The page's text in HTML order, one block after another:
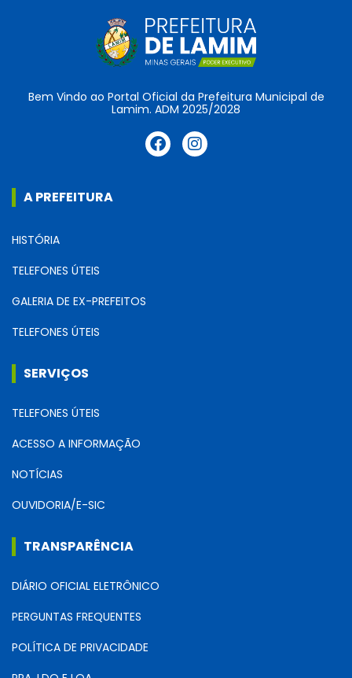
Bem Vindo ao Portal Oficial da Prefeitura Municipal de
Lamim. ADM 2025/2028
A PREFEITURA
HISTÓRIA
TELEFONES ÚTEIS
GALERIA DE EX-PREFEITOS
TELEFONES ÚTEIS
SERVIÇOS
TELEFONES ÚTEIS
ACESSO A INFORMAÇÃO
NOTÍCIAS
OUVIDORIA/E-SIC
TRANSPARÊNCIA
DIÁRIO OFICIAL ELETRÔNICO
PERGUNTAS FREQUENTES
POLÍTICA DE PRIVACIDADE